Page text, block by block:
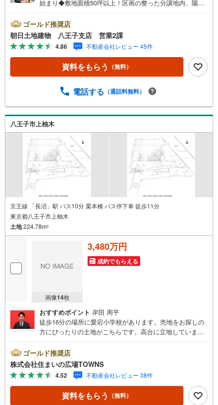
始まり◆敷地面積50坪以上！区画の整った分譲地内、陽当
せにより、お客様の好きな住まいを実現。※バザール会場に
は、ベビーベッドや キッズスペースをご用意しておりま
す。 小さなお子様連れでも、安心してご来場ください！
資料請求、住宅ローンのご相談などお気軽にお問合せくだ
さい！スタッフ25名でお客様がご覧になったことのない情
報を多数ご用意しております。インターネット、チラシな
件もご紹介可能です。 担当営業へご希望をお伝えくださ
せ、弊社へのご来社など、ご相談ください。ご希望があれ
ば周辺環境、お客様の希望に合わせた物件などもご案内を
いたします。お住まい探しは朝日土地建物（株）八王子
店 営業2課にお任せください！
ゴールド推奨店
朝日土地建物 八王子支店 営業2課
4.86 不動産会社レビュー 45件
資料をもらう （無料）
電話する （通話料無料）
八王子市上柚木
京王線 「長沼」駅 バス10分 栗本橋 バス停下車 徒歩11分
東京都八王子市上柚木
土地224.78m2
画像14枚
3,480万円
成約でもらえる
おすすめポイント 岸田 周平
徒歩16分の場所に愛宕小学校があります。売地をお探しの
方にぴったりの土地がこちらです。高台に立地していま
り、快適な生活が期待できるのではないでしょうか。イチ
オシの土地面積224.78平米（公簿）の土地です。第一種低
層住居専用地域は、開放的で明るい街並みが生まれ、良好
な住環境からニーズの高い場所です。【年中無休/9:00～21:
00】人気物件は特にお問い合わせが集中するため、お早め
にお電話下さい。「室内・現地を見学する」ボタンよりご
ゴールド推奨店
株式会社住まいの広場TOWNS
4.52 不動産会社レビュー 38件
資料をもらう （無料）